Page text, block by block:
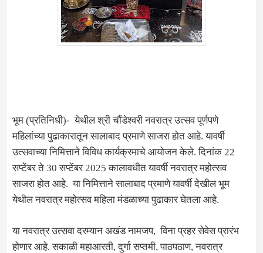
भूम (प्रतिनिधी)- येथील श्री चौंडेश्वरी नवरात्र उत्सव पूर्णपणे
महिलांच्या पुढाकारातून सालाबाद प्रमाणे साजरा होत आहे. यावर्षी
उत्सवाच्या निमित्ताने विविध कार्यक्रमाचे आयोजन केले. दिनांक 22
सप्टेंबर ते 30 सप्टेंबर 2025 कालावधीत यावर्षी नवरात्र महोत्सव
साजरा होत आहे. या निमित्ताने सालाबाद प्रमाणे यावर्षी देखील भूम
येथील नवरात्र महोत्सव महिला मंडळाच्या पुढाकार घेतला आहे.
या नवरात्र उत्सवा दरम्यान अखंड नामजप, विना प्रहर सेवेस प्रारंभ
होणार आहे. सकाळी महाआरती, दुर्गा सप्तमी, पाठपठाण, नवरात्र